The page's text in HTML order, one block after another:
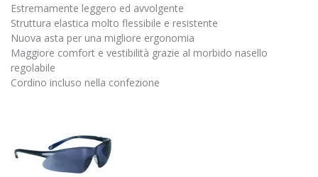
Estremamente leggero ed avvolgente
Struttura elastica molto flessibile e resistente
Nuova asta per una migliore ergonomia
Maggiore comfort e vestibilità grazie al morbido nasello
regolabile
Cordino incluso nella confezione